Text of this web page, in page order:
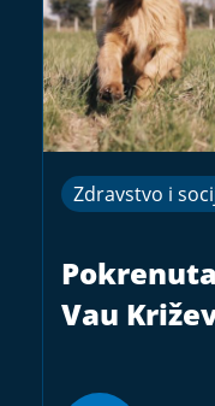
Zdravstvo i
Vau